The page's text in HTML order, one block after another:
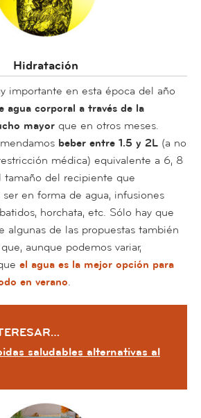
Hidratación
importante en esta época del año
agua corporal a través de la
mayor que en otros meses.
beber entre 1.5 y 2L (a no
médica) equivalente a 6, 8
tamaño del recipiente que
en forma de agua, infusiones
horchata, etc. Sólo hay que
algunas de las propuestas también
aunque podemos variar,
el agua es la mejor opción para
en verano.
saludables alternativas al